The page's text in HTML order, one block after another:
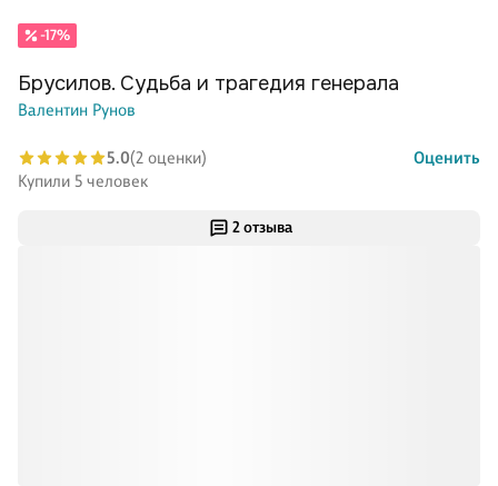
2 отзыва
-17%
Брусилов. Судьба и трагедия генерала
Валентин Рунов
5.0(2 оценки)
Оценить
Купили 5 человек